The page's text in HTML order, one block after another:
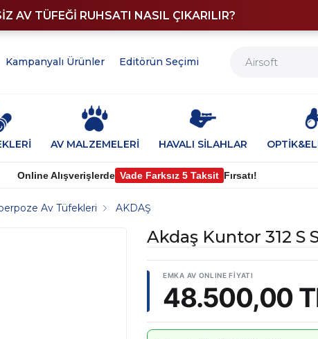
AV TÜFEĞİ RUHSATI NASIL ÇIKARILIR?
Kampanyalı Ürünler Editörün Seçimi
AV MALZEMELERİ HAVALI SİLAHLAR
Online Alışverişlerde Vade Farksız 5 Taksit Fırsatı!
Av Tüfekleri AKDAŞ
Akdaş Kuntor 312 S
48.500,00